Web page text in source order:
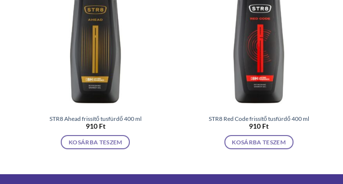
STR8 Ahead frissítő tusfürdő 400 ml
910 Ft
KOSÁRBA TESZEM
STR8 Red Code frissítő tusfürdő 400 ml
910 Ft
KOSÁRBA TESZEM